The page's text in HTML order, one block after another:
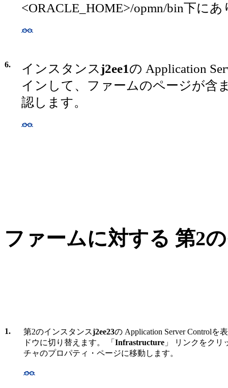
<ORACLE_HOME>/opmn/bin下に
6. インスタンスj2ee1の Application
インして、ファームのページが含
認します。
ファームに対する 第2
1. 第2のインスタンスj2ee23の Application Server Controlを
ドウに切り替えます。 「 Infrastructure 」 リンクをクリ
チャのプロパティ・ページに移動します。